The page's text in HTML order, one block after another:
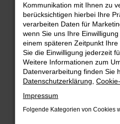
Fehler: Network
Beim Laden ist ein Fehler
Hier sind ein paar Tipps,
Überprüfe deine
Internetverbindung.
Laden andere
Suchmaschine?
Prüfe deine
Kommunikation mit Ihnen zu
berücksichtigen hierbei Ihre
verarbeiten Daten für
wenn Sie uns Ihre
einem späteren Zeitpunkt
Sie die Einwilligung jederzeit
Weitere Informationen zum
Datenverarbeitung finden Sie
Datenschutzerklärung
Impressum
Folgende Kategorien von Cookies